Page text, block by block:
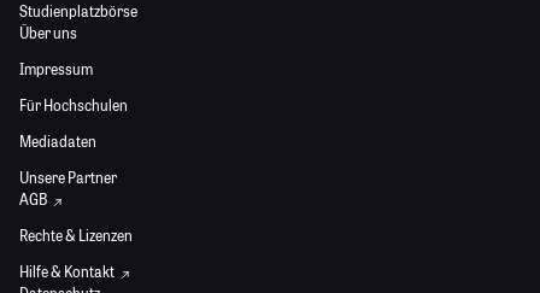
Studienplatzbörse
Über uns
Impressum
Für Hochschulen
Mediadaten
Unsere Partner
AGB
Rechte & Lizenzen
Hilfe & Kontakt